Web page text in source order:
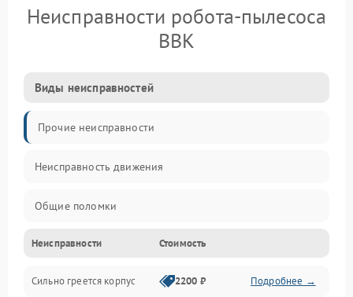
Неисправности робота-пылесоса
BBK
Виды неисправностей
Прочие неисправности
Неисправность движения
Общие поломки
Неисправность датчиков
Неисправность программного обеспечения
Неисправности Стоимость
Сильно греется корпус 2200 ₽ Подробнее →